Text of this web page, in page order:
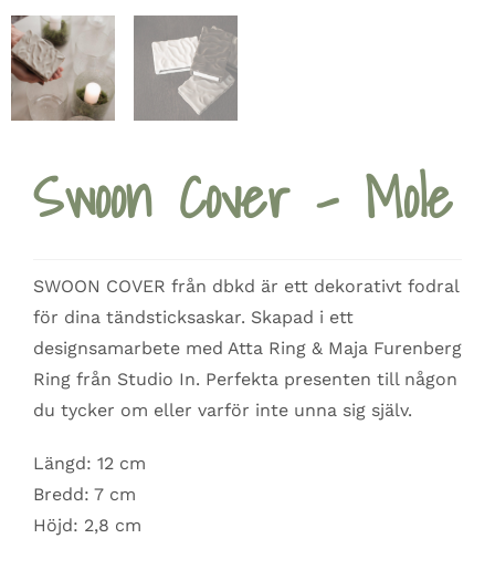
Swoon Cover – Mole
SWOON COVER från dbkd är ett dekorativt fodral
för dina tändsticksaskar. Skapad i ett
designsamarbete med Atta Ring & Maja Furenberg
Ring från Studio In. Perfekta presenten till någon
du tycker om eller varför inte unna sig själv.
Längd: 12 cm
Bredd: 7 cm
Höjd: 2,8 cm